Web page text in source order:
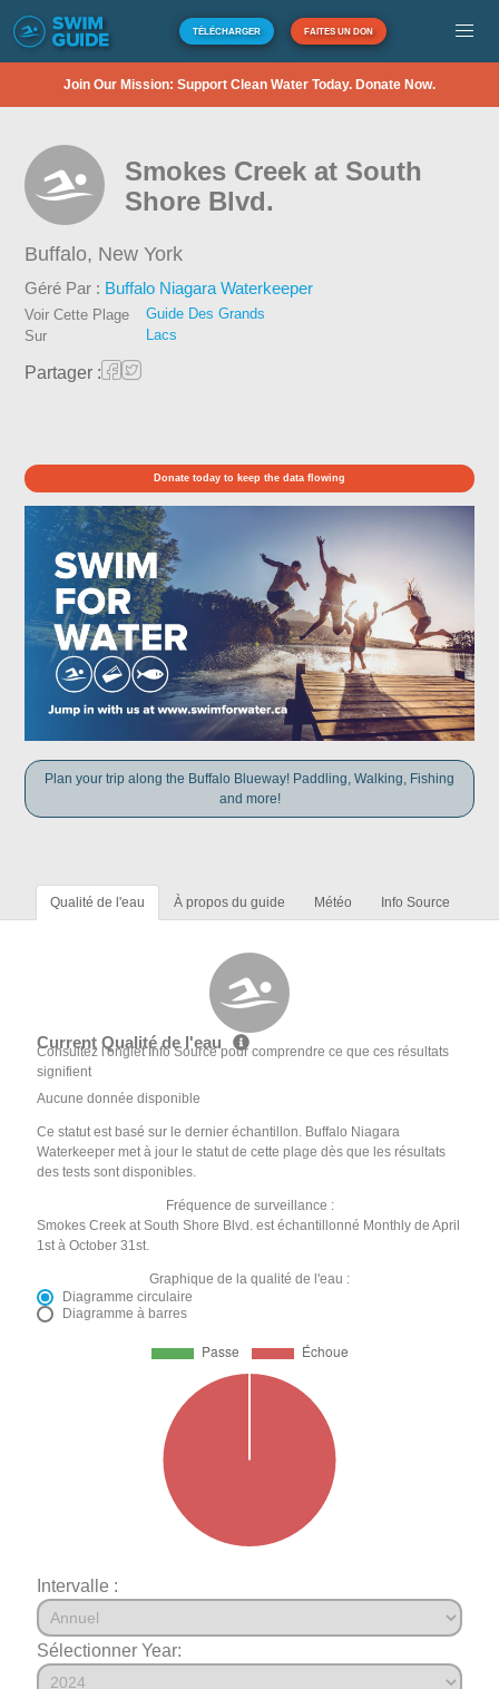
TÉLÉCHARGER FAITES UN DON
Join Our Mission: Support Clean Water Today. Donate Now.
Smokes Creek at South
Shore Blvd.
Buffalo, New York
Géré Par : Buffalo Niagara Waterkeeper
Voir Cette Plage
Sur
Guide Des Grands
Lacs
Partager :
Donate today to keep the data flowing
Plan your trip along the Buffalo Blueway! Paddling, Walking, Fishing
and more!
Qualité de l'eau À propos du guide Météo Info Source
Current Qualité de l'eau
Consultez l'onglet Info Source pour comprendre ce que ces résultats
signifient
Aucune donnée disponible
Ce statut est basé sur le dernier échantillon. Buffalo Niagara
Waterkeeper met à jour le statut de cette plage dès que les résultats
des tests sont disponibles.
Fréquence de surveillance :
Smokes Creek at South Shore Blvd. est échantillonné Monthly de April
1st à October 31st.
Graphique de la qualité de l'eau :
Diagramme circulaire
Diagramme à barres
Intervalle :
Sélectionner Year: